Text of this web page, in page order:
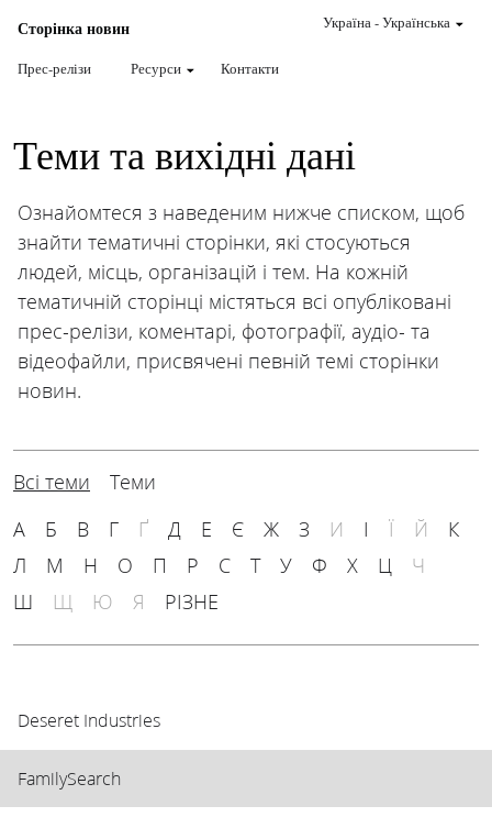
Сторінка новин
Прес-релізи Ресурси Контакти
Україна-Українська
Теми та вихідні дані
Ознайомтеся з наведеним нижче списком, щоб
знайти тематичні сторінки, які стосуються
людей, місць, організацій і тем. На кожній
тематичній сторінці містяться всі опубліковані
прес-релізи, коментарі, фотографії, аудіо- та
відеофайли, присвячені певній темі сторінки
новин.
Всі теми
Теми
А
Б В Г Ґ Д Е Є Ж З И І Ї Й
К
Л
М Н О П Р С Т У Ф Х Ц
Ч
Ш
Щ Ю Я РІЗНЕ
Deseret Industries
FamilySearch